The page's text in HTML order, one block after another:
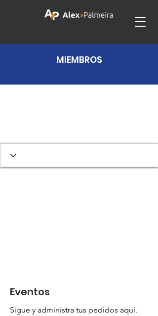
MIEMBROS
Eventos
Sigue y administra tus pedidos aquí.